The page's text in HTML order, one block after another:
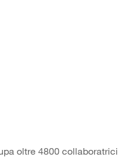
oltre 4800 collaboratrici